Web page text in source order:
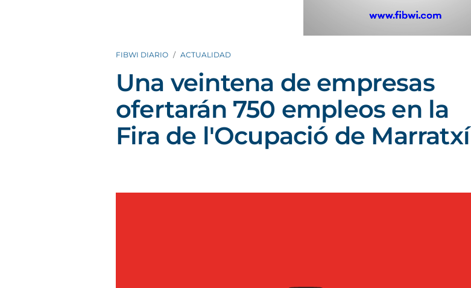
FIBWI DIARIO ACTUALIDAD
Una veintena de empresas
ofertarán 750 empleos en la
Fira de l'Ocupació de Marratxí